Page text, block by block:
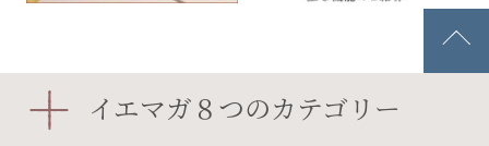
イエマガ８つのカテゴリー